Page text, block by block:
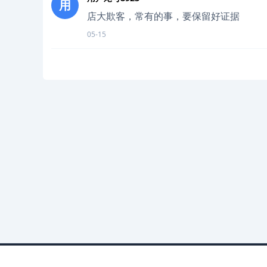
用
店大欺客，常有的事，要保留好证据
05-15